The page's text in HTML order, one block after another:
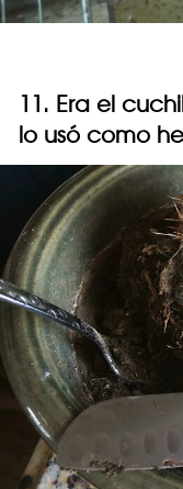
11. Era el
lo usó como